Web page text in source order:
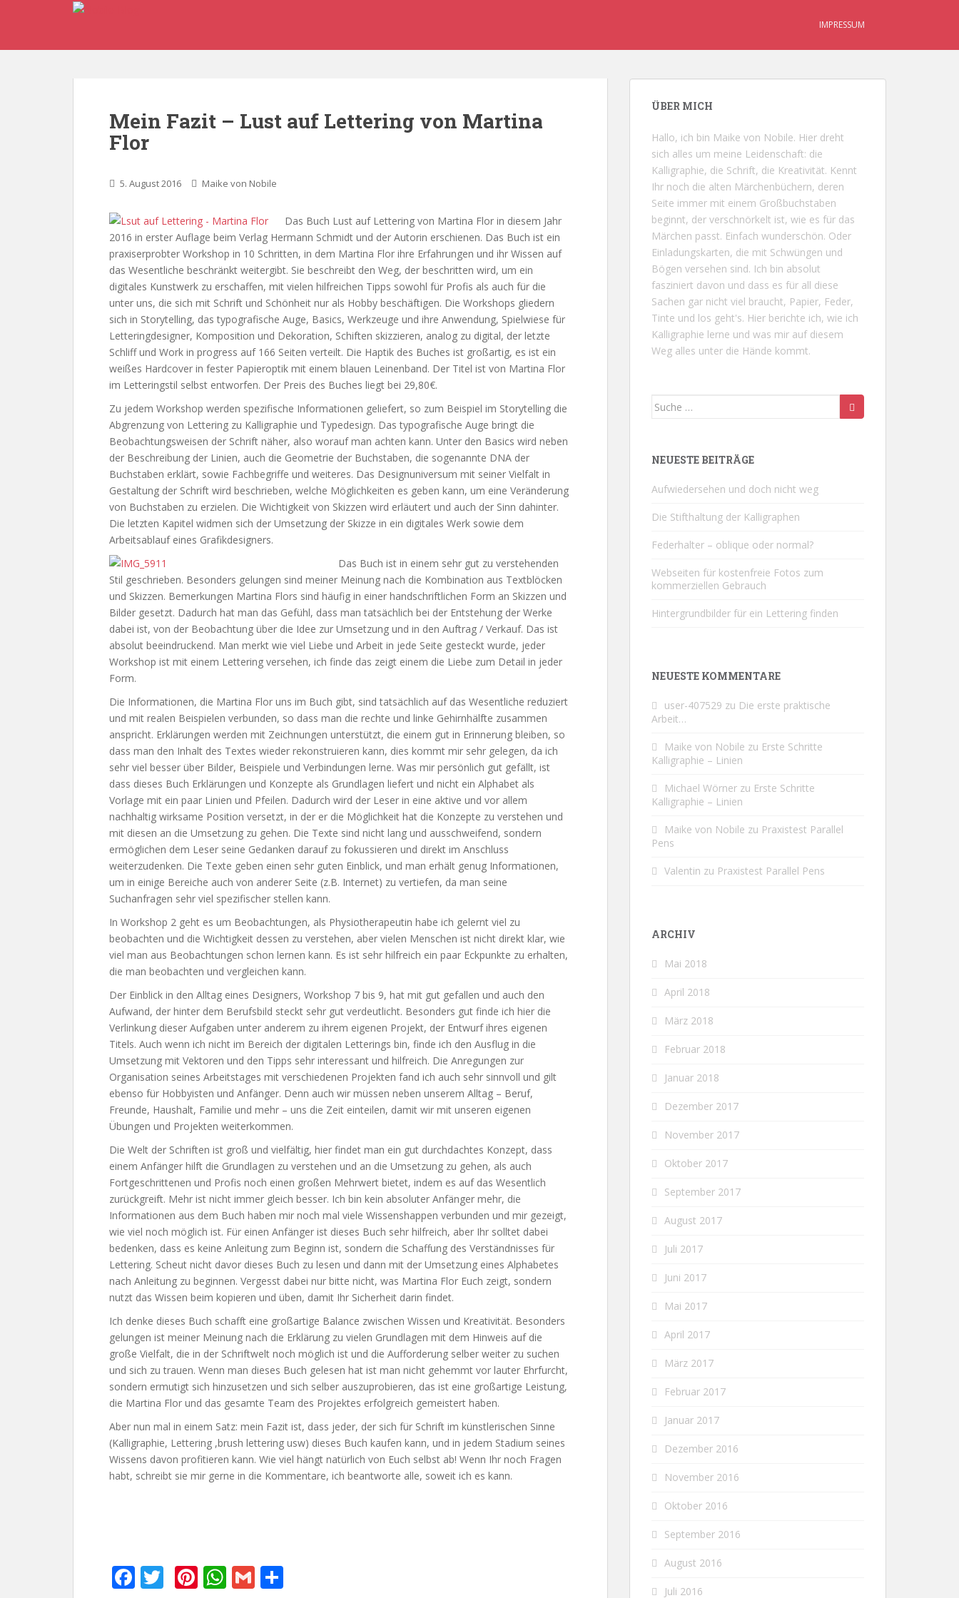
IMPRESSUM
Mein Fazit – Lust auf Lettering von Martina
Flor
5. August 2016 Maike von Nobile
Das Buch Lust auf Lettering von Martina Flor in diesem Jahr
2016 in erster Auflage beim Verlag Hermann Schmidt und der Autorin erschienen. Das Buch ist ein
praxiserprobter Workshop in 10 Schritten, in dem Martina Flor ihre Erfahrungen und ihr Wissen auf
das Wesentliche beschränkt weitergibt. Sie beschreibt den Weg, der beschritten wird, um ein
digitales Kunstwerk zu erschaffen, mit vielen hilfreichen Tipps sowohl für Profis als auch für die
unter uns, die sich mit Schrift und Schönheit nur als Hobby beschäftigen. Die Workshops gliedern
sich in Storytelling, das typografische Auge, Basics, Werkzeuge und ihre Anwendung, Spielwiese für
Letteringdesigner, Komposition und Dekoration, Schiften skizzieren, analog zu digital, der letzte
Schliff und Work in progress auf 166 Seiten verteilt. Die Haptik des Buches ist großartig, es ist ein
weißes Hardcover in fester Papieroptik mit einem blauen Leinenband. Der Titel ist von Martina Flor
im Letteringstil selbst entworfen. Der Preis des Buches liegt bei 29,80€.
Zu jedem Workshop werden spezifische Informationen geliefert, so zum Beispiel im Storytelling die
Abgrenzung von Lettering zu Kalligraphie und Typedesign. Das typografische Auge bringt die
Beobachtungsweisen der Schrift näher, also worauf man achten kann. Unter den Basics wird neben
der Beschreibung der Linien, auch die Geometrie der Buchstaben, die sogenannte DNA der
Buchstaben erklärt, sowie Fachbegriffe und weiteres. Das Designuniversum mit seiner Vielfalt in
Gestaltung der Schrift wird beschrieben, welche Möglichkeiten es geben kann, um eine Veränderung
von Buchstaben zu erzielen. Die Wichtigkeit von Skizzen wird erläutert und auch der Sinn dahinter.
Die letzten Kapitel widmen sich der Umsetzung der Skizze in ein digitales Werk sowie dem
Arbeitsablauf eines Grafikdesigners.
Das Buch ist in einem sehr gut zu verstehenden
Stil geschrieben. Besonders gelungen sind meiner Meinung nach die Kombination aus Textblöcken
und Skizzen. Bemerkungen Martina Flors sind häufig in einer handschriftlichen Form an Skizzen und
Bilder gesetzt. Dadurch hat man das Gefühl, dass man tatsächlich bei der Entstehung der Werke
dabei ist, von der Beobachtung über die Idee zur Umsetzung und in den Auftrag / Verkauf. Das ist
absolut beeindruckend. Man merkt wie viel Liebe und Arbeit in jede Seite gesteckt wurde, jeder
Workshop ist mit einem Lettering versehen, ich finde das zeigt einem die Liebe zum Detail in jeder
Form.
Die Informationen, die Martina Flor uns im Buch gibt, sind tatsächlich auf das Wesentliche reduziert
und mit realen Beispielen verbunden, so dass man die rechte und linke Gehirnhälfte zusammen
anspricht. Erklärungen werden mit Zeichnungen unterstützt, die einem gut in Erinnerung bleiben, so
dass man den Inhalt des Textes wieder rekonstruieren kann, dies kommt mir sehr gelegen, da ich
sehr viel besser über Bilder, Beispiele und Verbindungen lerne. Was mir persönlich gut gefällt, ist
dass dieses Buch Erklärungen und Konzepte als Grundlagen liefert und nicht ein Alphabet als
Vorlage mit ein paar Linien und Pfeilen. Dadurch wird der Leser in eine aktive und vor allem
nachhaltig wirksame Position versetzt, in der er die Möglichkeit hat die Konzepte zu verstehen und
mit diesen an die Umsetzung zu gehen. Die Texte sind nicht lang und ausschweifend, sondern
ermöglichen dem Leser seine Gedanken darauf zu fokussieren und direkt im Anschluss
weiterzudenken. Die Texte geben einen sehr guten Einblick, und man erhält genug Informationen,
um in einige Bereiche auch von anderer Seite (z.B. Internet) zu vertiefen, da man seine
Suchanfragen sehr viel spezifischer stellen kann.
In Workshop 2 geht es um Beobachtungen, als Physiotherapeutin habe ich gelernt viel zu
beobachten und die Wichtigkeit dessen zu verstehen, aber vielen Menschen ist nicht direkt klar, wie
viel man aus Beobachtungen schon lernen kann. Es ist sehr hilfreich ein paar Eckpunkte zu erhalten,
die man beobachten und vergleichen kann.
Der Einblick in den Alltag eines Designers, Workshop 7 bis 9, hat mit gut gefallen und auch den
Aufwand, der hinter dem Berufsbild steckt sehr gut verdeutlicht. Besonders gut finde ich hier die
Verlinkung dieser Aufgaben unter anderem zu ihrem eigenen Projekt, der Entwurf ihres eigenen
Titels. Auch wenn ich nicht im Bereich der digitalen Letterings bin, finde ich den Ausflug in die
Umsetzung mit Vektoren und den Tipps sehr interessant und hilfreich. Die Anregungen zur
Organisation seines Arbeitstages mit verschiedenen Projekten fand ich auch sehr sinnvoll und gilt
ebenso für Hobbyisten und Anfänger. Denn auch wir müssen neben unserem Alltag – Beruf,
Freunde, Haushalt, Familie und mehr – uns die Zeit einteilen, damit wir mit unseren eigenen
Übungen und Projekten weiterkommen.
Die Welt der Schriften ist groß und vielfältig, hier findet man ein gut durchdachtes Konzept, dass
einem Anfänger hilft die Grundlagen zu verstehen und an die Umsetzung zu gehen, als auch
Fortgeschrittenen und Profis noch einen großen Mehrwert bietet, indem es auf das Wesentlich
zurückgreift. Mehr ist nicht immer gleich besser. Ich bin kein absoluter Anfänger mehr, die
Informationen aus dem Buch haben mir noch mal viele Wissenshappen verbunden und mir gezeigt,
wie viel noch möglich ist. Für einen Anfänger ist dieses Buch sehr hilfreich, aber Ihr solltet dabei
bedenken, dass es keine Anleitung zum Beginn ist, sondern die Schaffung des Verständnisses für
Lettering. Scheut nicht davor dieses Buch zu lesen und dann mit der Umsetzung eines Alphabetes
nach Anleitung zu beginnen. Vergesst dabei nur bitte nicht, was Martina Flor Euch zeigt, sondern
nutzt das Wissen beim kopieren und üben, damit Ihr Sicherheit darin findet.
Ich denke dieses Buch schafft eine großartige Balance zwischen Wissen und Kreativität. Besonders
gelungen ist meiner Meinung nach die Erklärung zu vielen Grundlagen mit dem Hinweis auf die
große Vielfalt, die in der Schriftwelt noch möglich ist und die Aufforderung selber weiter zu suchen
und sich zu trauen. Wenn man dieses Buch gelesen hat ist man nicht gehemmt vor lauter Ehrfurcht,
sondern ermutigt sich hinzusetzen und sich selber auszuprobieren, das ist eine großartige Leistung,
die Martina Flor und das gesamte Team des Projektes erfolgreich gemeistert haben.
Aber nun mal in einem Satz: mein Fazit ist, dass jeder, der sich für Schrift im künstlerischen Sinne
(Kalligraphie, Lettering ,brush lettering usw) dieses Buch kaufen kann, und in jedem Stadium seines
Wissens davon profitieren kann. Wie viel hängt natürlich von Euch selbst ab! Wenn Ihr noch Fragen
habt, schreibt sie mir gerne in die Kommentare, ich beantworte alle, soweit ich es kann.
F T Pi W G
ÜBER MICH
Hallo, ich bin Maike von Nobile. Hier dreht
sich alles um meine Leidenschaft: die
Kalligraphie, die Schrift, die Kreativität. Kennt
Ihr noch die alten Märchenbüchern, deren
Seite immer mit einem Großbuchstaben
beginnt, der verschnörkelt ist, wie es für das
Märchen passt. Einfach wunderschön. Oder
Einladungskarten, die mit Schwüngen und
Bögen versehen sind. Ich bin absolut
fasziniert davon und dass es für all diese
Sachen gar nicht viel braucht, Papier, Feder,
Tinte und los geht's. Hier berichte ich, wie ich
Kalligraphie lerne und was mir auf diesem
Weg alles unter die Hände kommt.
Suche nach:
NEUESTE BEITRÄGE
Aufwiedersehen und doch nicht weg
Die Stifthaltung der Kalligraphen
Federhalter – oblique oder normal?
Webseiten für kostenfreie Fotos zum
kommerziellen Gebrauch
Hintergrundbilder für ein Lettering finden
NEUESTE KOMMENTARE
user-407529 zu Die erste praktische
Arbeit…
Maike von Nobile zu Erste Schritte
Kalligraphie – Linien
Michael Wörner zu Erste Schritte
Kalligraphie – Linien
Maike von Nobile zu Praxistest Parallel
Pens
Valentin zu Praxistest Parallel Pens
ARCHIV
Mai 2018
April 2018
März 2018
Februar 2018
Januar 2018
Dezember 2017
November 2017
Oktober 2017
September 2017
August 2017
Juli 2017
Juni 2017
Mai 2017
April 2017
März 2017
Februar 2017
Januar 2017
Dezember 2016
November 2016
Oktober 2016
September 2016
August 2016
Juli 2016